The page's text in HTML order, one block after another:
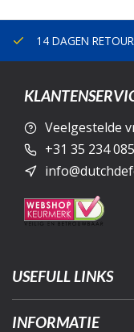
14 DAGEN
Veelgestelde
+31 35 234
USEFULL LINKS
INFORMATIE